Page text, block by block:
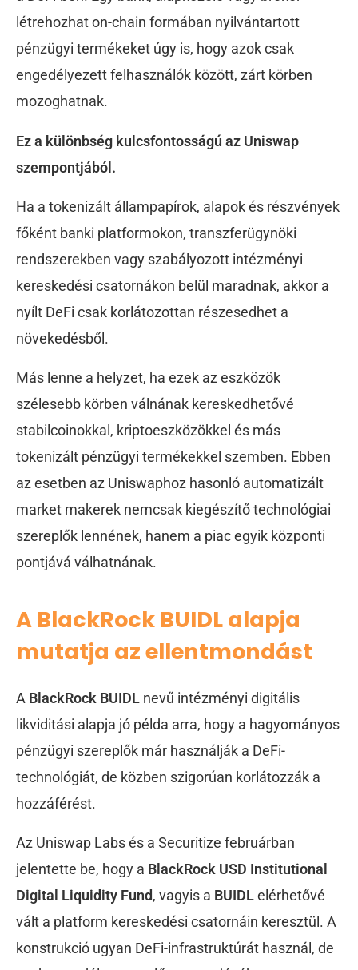
létrehozhat on-chain formában nyilvántartott
pénzügyi termékeket úgy is, hogy azok csak
engedélyezett felhasználók között, zárt körben
mozoghatnak.
Ez a különbség kulcsfontosságú az Uniswap
szempontjából.
Ha a tokenizált állampapírok, alapok és részvények
főként banki platformokon, transzferügynöki
rendszerekben vagy szabályozott intézményi
kereskedési csatornákon belül maradnak, akkor a
nyílt DeFi csak korlátozottan részesedhet a
növekedésből.
Más lenne a helyzet, ha ezek az eszközök
szélesebb körben válnának kereskedhetővé
stabilcoinokkal, kriptoeszközökkel és más
tokenizált pénzügyi termékekkel szemben. Ebben
az esetben az Uniswaphoz hasonló automatizált
market makerek nemcsak kiegészítő technológiai
szereplők lennének, hanem a piac egyik központi
pontjává válhatnának.
A BlackRock BUIDL alapja
mutatja az ellentmondást
A BlackRock BUIDL nevű intézményi digitális
likviditási alapja jó példa arra, hogy a hagyományos
pénzügyi szereplők már használják a DeFi-
technológiát, de közben szigorúan korlátozzák a
hozzáférést.
Az Uniswap Labs és a Securitize februárban
jelentette be, hogy a BlackRock USD Institutional
Digital Liquidity Fund, vagyis a BUIDLelérhetővé
vált a platform kereskedési csatornáin keresztül. A
konstrukció ugyan DeFi-infrastruktúrát használ, de